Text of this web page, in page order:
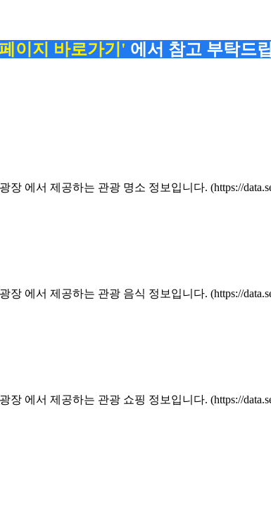
이지 바로가기' 에서 참고 부탁드
에서 제공하는 관광 명소 정보입니다. (https://
에서 제공하는 관광 음식 정보입니다. (https://
에서 제공하는 관광 쇼핑 정보입니다. (https://